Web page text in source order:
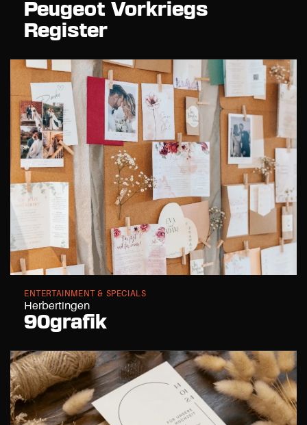
Peugeot Vorkriegs
Register
ENTERTAINMENT & SPECIALS
Herbertingen
90grafik